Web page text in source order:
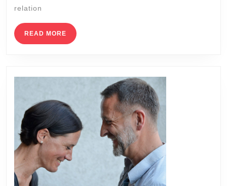
NE
QUE
VOUS
FASSIEZ
relation
READ MORE READ
MORE